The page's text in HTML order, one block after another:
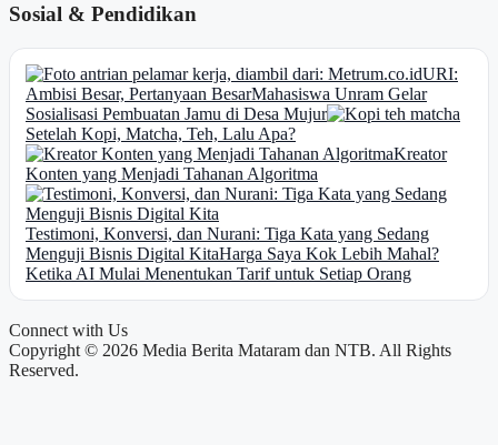
Sosial & Pendidikan
URI:
Ambisi Besar, Pertanyaan BesarMahasiswa Unram Gelar
Sosialisasi Pembuatan Jamu di Desa Mujur
Setelah Kopi, Matcha, Teh, Lalu Apa?
Kreator
Konten yang Menjadi Tahanan Algoritma
Testimoni, Konversi, dan Nurani: Tiga Kata yang Sedang
Menguji Bisnis Digital KitaHarga Saya Kok Lebih Mahal?
Ketika AI Mulai Menentukan Tarif untuk Setiap Orang
Connect with Us
Copyright © 2026 Media Berita Mataram dan NTB. All Rights
Reserved.